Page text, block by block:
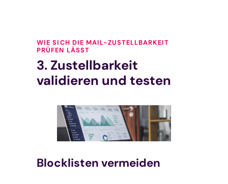
WIE SICH DIE MAIL-ZUSTELLBARKEIT
PRÜFEN LÄSST
3. Zustellbarkeit
validieren und testen
Blocklisten vermeiden